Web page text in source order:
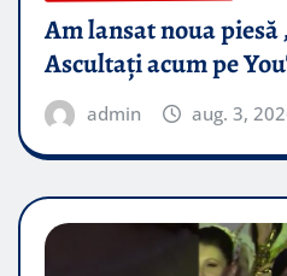
Am lansat noua piesă
Ascultați acum pe
admin aug. 3,